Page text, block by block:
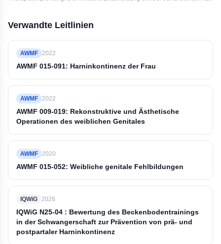
Verwandte Leitlinien
AWMF 2022
AWMF 015-091: Harninkontinenz der Frau
AWMF 2022
AWMF 009-019: Rekonstruktive und Ästhetische
Operationen des weiblichen Genitales
AWMF 2020
AWMF 015-052: Weibliche genitale Fehlbildungen
IQWiG 2026
IQWiG N25-04 : Bewertung des Beckenbodentrainings
in der Schwangerschaft zur Prävention von prä- und
postpartaler Harninkontinenz